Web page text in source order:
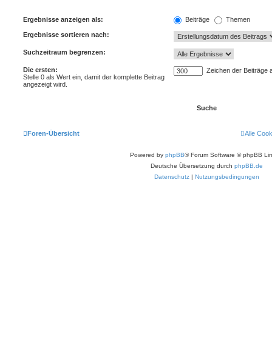
Ergebnisse anzeigen als: Beiträge Themen
Ergebnisse sortieren nach:
Suchzeitraum begrenzen:
Die ersten:
Stelle 0 als Wert ein, damit der komplette Beitrag
angezeigt wird.
Zeichen der Beiträge
Foren-Übersicht Alle
Powered by phpBB® Forum Software © phpBB
Deutsche Übersetzung durch phpBB.de
Datenschutz | Nutzungsbedingungen